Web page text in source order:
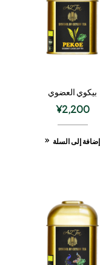
بيكوي العضوي
¥2,200
إضافة إلى السلة